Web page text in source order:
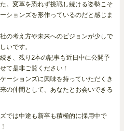
。変革を恐れず挑戦し続ける姿勢こそ
ションズを形作っているのだと感じま
の考え方や未来へのビジョンが少しで
いです。
き、残り2本の記事も近日中に公開予
て是非ご覧ください！
ーションズに興味を持っていただくき
の仲間として、あなたとお会いできる
では中途も新卒も積極的に採用中で